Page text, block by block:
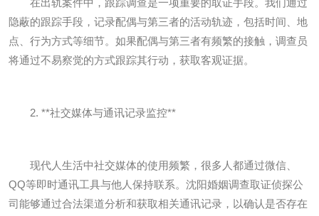
在出轨案件中，跟踪调查是一项重要的取证手段。我们通过
隐蔽的跟踪手段，记录配偶与第三者的活动轨迹，包括时间、地
点、行为方式等细节。如果配偶与第三者有频繁的接触，调查员
将通过不易察觉的方式跟踪其行动，获取客观证据。
2. **社交媒体与通讯记录监控**
现代人生活中社交媒体的使用频繁，很多人都通过微信、
QQ等即时通讯工具与他人保持联系。沈阳婚姻调查取证侦探公
司能够通过合法渠道分析和获取相关通讯记录，以确认是否存在